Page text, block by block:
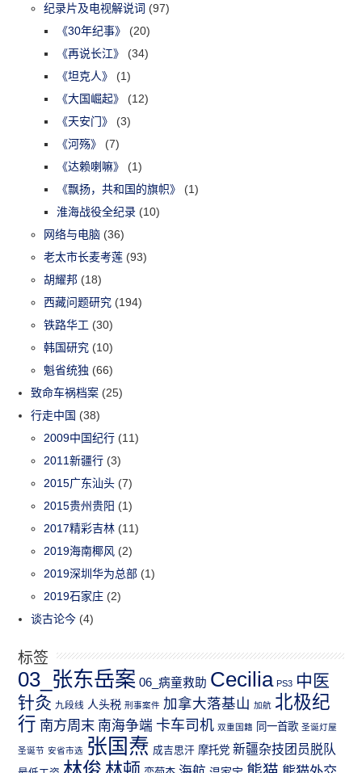
纪录片及电视解说词 (97)
《30年纪事》
(20)
《再说长江》
(34)
《坦克人》
(1)
《大国崛起》
(12)
《天安门》
(3)
《河殇》
(7)
《达赖喇嘛》
(1)
《飘扬，共和国的旗帜》
(1)
淮海战役全纪录 (10)
网络与电脑 (36)
老太市长麦考莲 (93)
胡耀邦 (18)
西藏问题研究 (194)
铁路华工 (30)
韩国研究 (10)
魁省统独 (66)
致命车祸档案 (25)
行走中国 (38)
2009中国纪行 (11)
2011新疆行 (3)
2015广东汕头 (7)
2015贵州贵阳 (1)
2017精彩吉林 (11)
2019海南椰风 (2)
2019深圳华为总部 (1)
2019石家庄 (2)
谈古论今 (4)
标签
03_张东岳案 06_病童救助 Cecilia PS3 中医
针灸 九段线 人头税 刑事案件 加拿大落基山 加航 北极纪
行 南方周末 南海争端 卡车司机 双重国籍 同一首歌 圣诞灯屋
圣诞节 安省市选 张国焘 成吉思汗 摩托党 新疆杂技团员脱队